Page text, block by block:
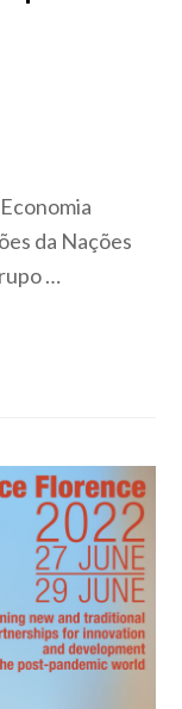
da Nações
…